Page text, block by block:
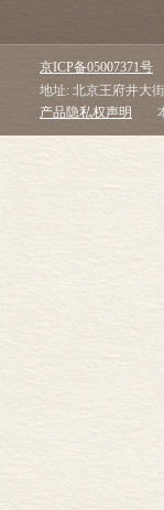
京ICP备05007371号
地址: 北京王府井大
产品隐私权声明